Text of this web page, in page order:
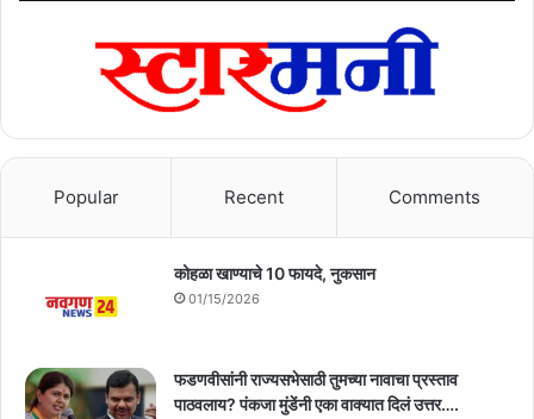
Popular Recent Comments
कोहळा खाण्याचे 10 फायदे, नुकसान
01/15/2026
फडणवीसांनी राज्यसभेसाठी तुमच्या नावाचा प्रस्ताव
पाठवलाय? पंकजा मुंडेंनी एका वाक्यात दिलं उत्तर….